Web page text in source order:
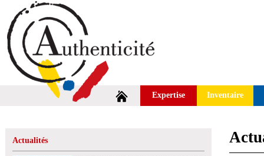
Expertise Inventaire
Actualités